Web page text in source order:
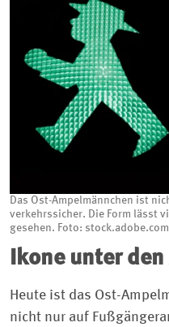
Das Ost-Ampelmännchen ist
verkehrssicher. Die Form lässt
gesehen. Foto:
Ikone unter
Heute ist das Ost-
nicht nur auf